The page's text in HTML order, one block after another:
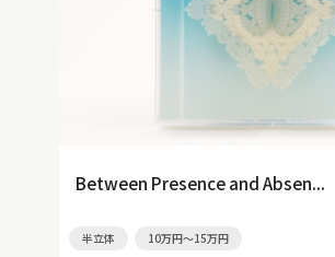
Between Presence and Absen...
半立体 10万円～15万円